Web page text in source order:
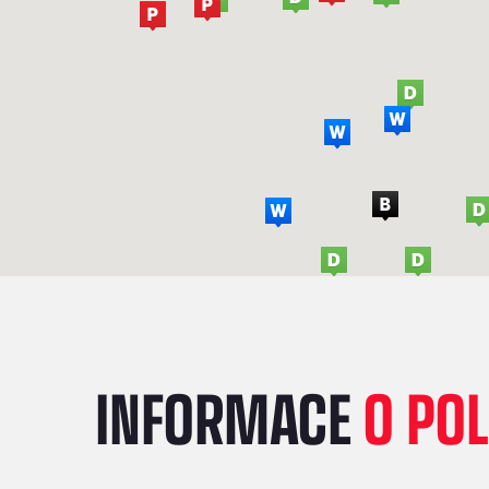
INFORMACEO